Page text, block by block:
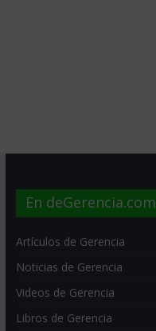
En deGerencia.com
Artículos de Gerencia
Noticias de Gerencia
Videos de Gerencia
Libros de Gerencia